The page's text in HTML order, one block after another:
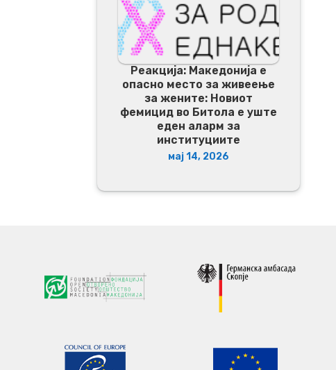
Реакција: Македонија е
опасно место за живеење
за жените: Новиот
фемицид во Битола е уште
еден аларм за
институциите
мај 14, 2026